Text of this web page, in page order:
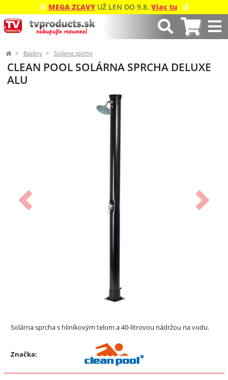
🛒 MEGA ZĽAVY UŽ LEN DO 9.8. Viac tu 🛒
Bazény Solárne sprchy
CLEAN POOL SOLÁRNA SPRCHA DELUXE
ALU
Predchádzajúci Ďalší
Solárna sprcha s hliníkovým telom a 40-litrovou nádržou na vodu.
Značka: